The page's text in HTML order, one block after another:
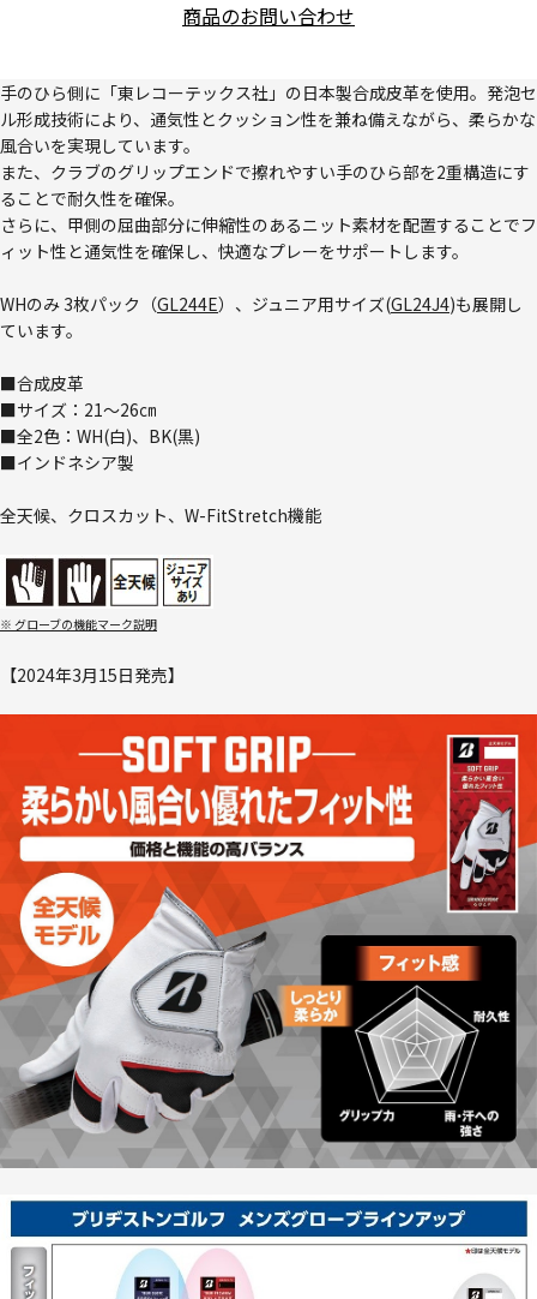
商品のお問い合わせ
手のひら側に「東レコーテックス社」の日本製合成皮革を使用。発泡セ
ル形成技術により、通気性とクッション性を兼ね備えながら、柔らかな
風合いを実現しています。
また、クラブのグリップエンドで擦れやすい手のひら部を2重構造にす
ることで耐久性を確保。
さらに、甲側の屈曲部分に伸縮性のあるニット素材を配置することでフ
ィット性と通気性を確保し、快適なプレーをサポートします。
WHのみ 3枚パック（GL244E）、ジュニア用サイズ(GL24J4)も展開し
ています。
■合成皮革
■サイズ：21～26㎝
■全2色：WH(白)、BK(黒)
■インドネシア製
全天候、クロスカット、W-FitStretch機能
※ グローブの機能マーク説明
【2024年3月15日発売】